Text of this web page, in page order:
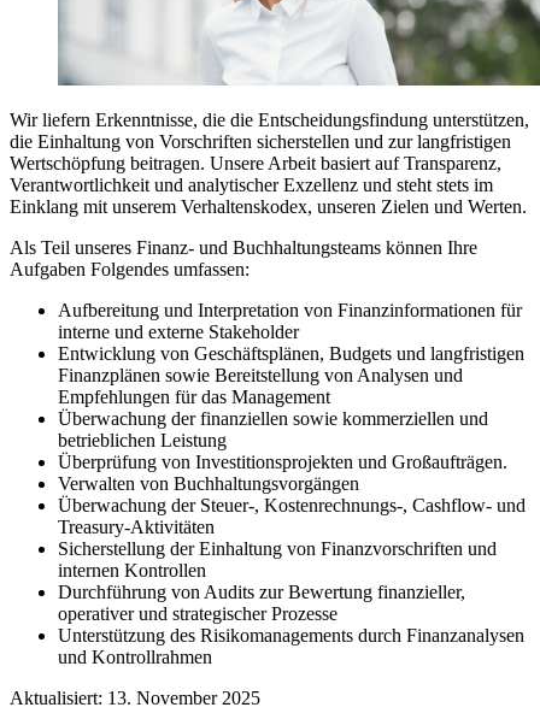
Wir liefern Erkenntnisse, die die Entscheidungsfindung unterstützen,
die Einhaltung von Vorschriften sicherstellen und zur langfristigen
Wertschöpfung beitragen. Unsere Arbeit basiert auf Transparenz,
Verantwortlichkeit und analytischer Exzellenz und steht stets im
Einklang mit unserem Verhaltenskodex, unseren Zielen und Werten.
Als Teil unseres Finanz- und Buchhaltungsteams können Ihre
Aufgaben Folgendes umfassen:
Aufbereitung und Interpretation von Finanzinformationen für
interne und externe Stakeholder
Entwicklung von Geschäftsplänen, Budgets und langfristigen
Finanzplänen sowie Bereitstellung von Analysen und
Empfehlungen für das Management
Überwachung der finanziellen sowie kommerziellen und
betrieblichen Leistung
Überprüfung von Investitionsprojekten und Großaufträgen.
Verwalten von Buchhaltungsvorgängen
Überwachung der Steuer-, Kostenrechnungs-, Cashflow- und
Treasury-Aktivitäten
Sicherstellung der Einhaltung von Finanzvorschriften und
internen Kontrollen
Durchführung von Audits zur Bewertung finanzieller,
operativer und strategischer Prozesse
Unterstützung des Risikomanagements durch Finanzanalysen
und Kontrollrahmen
Aktualisiert: 13. November 2025